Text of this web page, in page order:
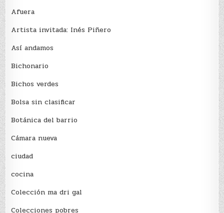
Afuera
Artista invitada: Inés Piñero
Así andamos
Bichonario
Bichos verdes
Bolsa sin clasificar
Botánica del barrio
Cámara nueva
ciudad
cocina
Colección ma dri gal
Colecciones pobres